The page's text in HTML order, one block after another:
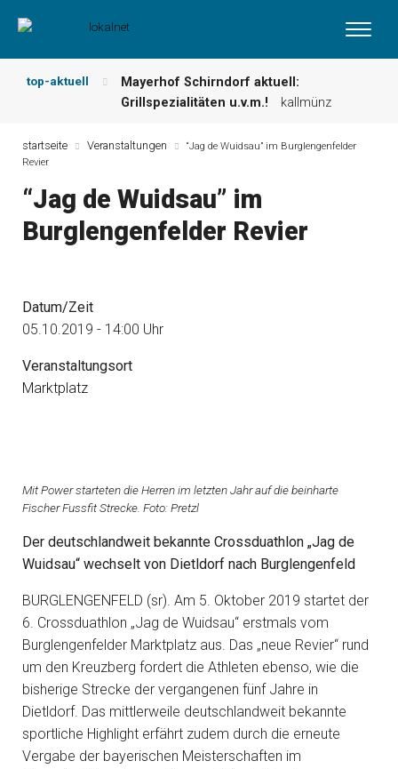
top-aktuell
Mayerhof Schirndorf aktuell:
Grillspezialitäten u.v.m.!
kallmünz
und mehr …
burglengenfeld
leserbriefe
Maxhütter Fischladen: Unser aktuelles
Angebot …
Wochenangebot!
startseite Veranstaltungen
“Jag de Wuidsau” im Burglengenfelder
Revier
“Jag de Wuidsau” im
Burglengenfelder Revier
Datum/Zeit
05.10.2019 - 14:00 Uhr
Veranstaltungsort
Marktplatz
Mit Power starteten die Herren im letzten Jahr auf die beinharte
Fischer Fussfit Strecke. Foto: Pretzl
Der deutschlandweit bekannte Crossduathlon „Jag de
Wuidsau“ wechselt von Dietldorf nach Burglengenfeld
BURGLENGENFELD (sr). Am 5. Oktober 2019 startet der
6. Crossduathlon „Jag de Wuidsau“ erstmals vom
Burglengenfelder Marktplatz aus. Das „neue Revier“ rund
um den Kreuzberg fordert die Athleten ebenso, wie die
bisherige Strecke der vergangenen fünf Jahre in
Dietldorf. Das mittlerweile deutschlandweit bekannte
sportliche Highlight erfährt zudem durch die erneute
Vergabe der bayerischen Meisterschaften im